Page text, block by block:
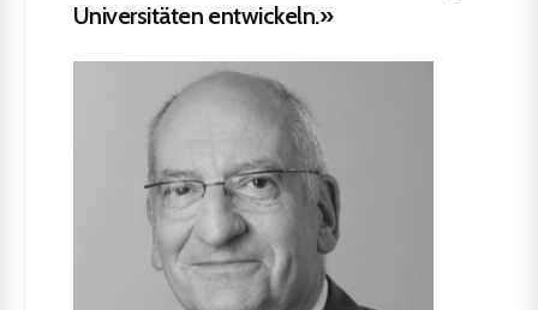
Universitäten entwickeln.»